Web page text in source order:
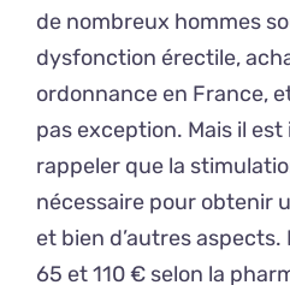
de nombreux hommes
dysfonction érectile,
ordonnance en France,
pas exception. Mais il
rappeler que la
nécessaire pour obtenir
et bien d’autres
65 et 110 € selon la